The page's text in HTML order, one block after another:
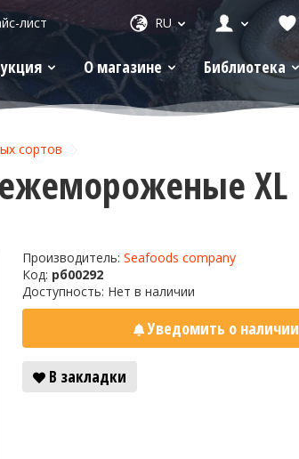
лист RU
О магазине Библиотека
сортов
XL
Производитель: Seafoods company
Код: рб00292
Доступность: Нет в наличии
Уведомить о наличии
В закладки